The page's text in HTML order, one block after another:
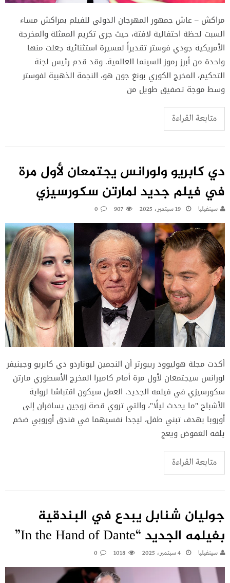
مراكش – عاش جمهور المهرجان الدولي للفيلم بمراكش مساء
السبت لحظة احتفالية لافتة، حيث جرى تكريم الممثلة والمخرجة
الأمريكية جودي فوستر تقديراً لمسيرة استثنائية جعلت منها
واحدة من أبرز رموز السينما العالمية. وقد قدم رئيس لجنة
التحكيم، المخرج الكوري بونغ جون هو، النجمة الذهبية لفوستر
وسط موجة تصفيق طويل من
متابعة القراءة
دي كابريو ولورانس يجتمعان لأول مرة
في فيلم جديد لمارتن سكورسيزي
سينفيليا 19 سبتمبر، 2025 907
0
أكدت مجلة هوليوود ريبورتر أن النجمين ليوناردو دي كابريو وجينيفر
لورانس سيجتمعان لأول مرة أمام كاميرا المخرج الأسطوري مارتن
سكورسيزي في فيلمه الجديد. العمل سيكون اقتباسًا لرواية
الأشباح "ما يحدث ليلًا"، والتي تروي قصة زوجين يسافران إلى
أوروبا بهدف تبني طفل، ليجدا نفسيهما في فندق أوروبي ضخم
يلفه الغموض ويعج
متابعة القراءة
جوليان شنابل يبدع في البندقية
بفيلمه الجديد “In the Hand of Dante”
سينفيليا 4 سبتمبر، 2025 1018
0